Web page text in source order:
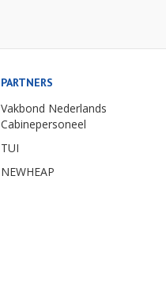
PARTNERS
Vakbond Nederlands
Cabinepersoneel
TUI
NEWHEAP